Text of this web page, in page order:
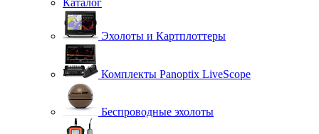
Каталог
Эхолоты и Картплоттеры
Комплекты Panoptix LiveScope
Беспроводные эхолоты